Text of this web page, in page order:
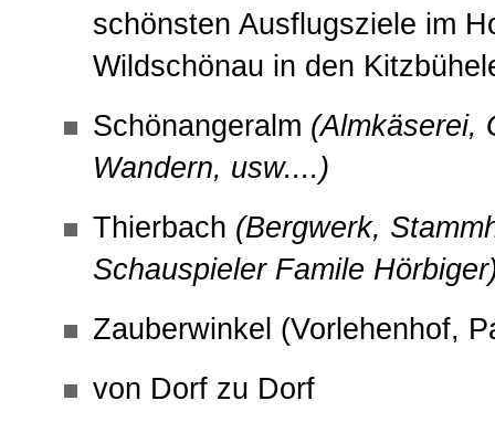
schönsten Ausflugsziele im
Wildschönau in den
Schönangeralm (Almkäserei,
Wandern, usw....)
Thierbach (Bergwerk,
Schauspieler Famile
Zauberwinkel (Vorlehenhof,
von Dorf zu Dorf